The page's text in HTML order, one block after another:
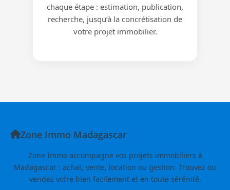
chaque étape : estimation, publication,
recherche, jusqu’à la concrétisation de
votre projet immobilier.
Zone Immo Madagascar
Zone Immo accompagne vos projets immobiliers à
Madagascar : achat, vente, location ou gestion. Trouvez ou
vendez votre bien facilement et en toute sérénité.